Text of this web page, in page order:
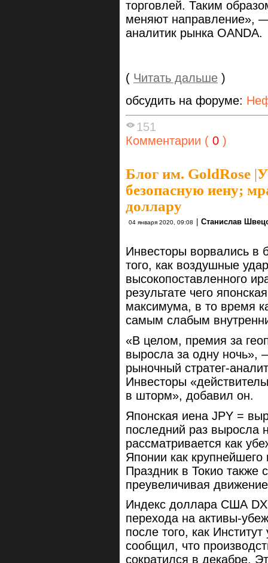
торговлей. Таким
меняют направление»,
аналитик рынка OANDA.
( Читать дальше )
обсудить на форуме:
151
Комментарии ( 0 )
Блог им. GoldRose |
безопасную иену;
доллару
04 января 2020, 09:08 Станислав
Инвесторы ворвались в
того, как воздушные
высокопоставленного
результате чего
максимума, в то время
самым слабым
«В целом, премия за
выросла за одну ночь»,
рыночный стратег-
Инвесторы
в шторм», добавил он.
Японская иена JPY =
последний раз выросла
рассматривается как
Японии как крупнейшего
Праздник в Токио также
преувеличивая
Индекс доллара США
перехода на активы-
после того, как
сообщил, что
сократился в декабре.